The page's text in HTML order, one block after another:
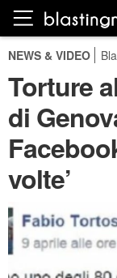
NEWS & VIDEO
Torture
di
volte’